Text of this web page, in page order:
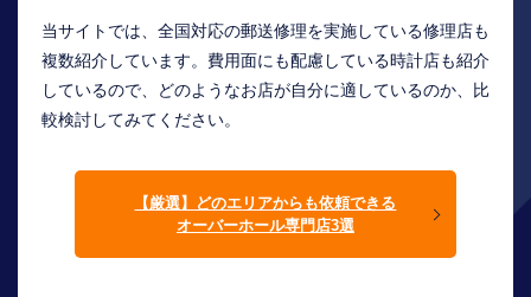
当サイトでは、全国対応の郵送修理を実施している修理店も
複数紹介しています。費用面にも配慮している時計店も紹介
しているので、どのようなお店が自分に適しているのか、比
較検討してみてください。
【厳選】どのエリアからも依頼できる
オーバーホール専門店3選